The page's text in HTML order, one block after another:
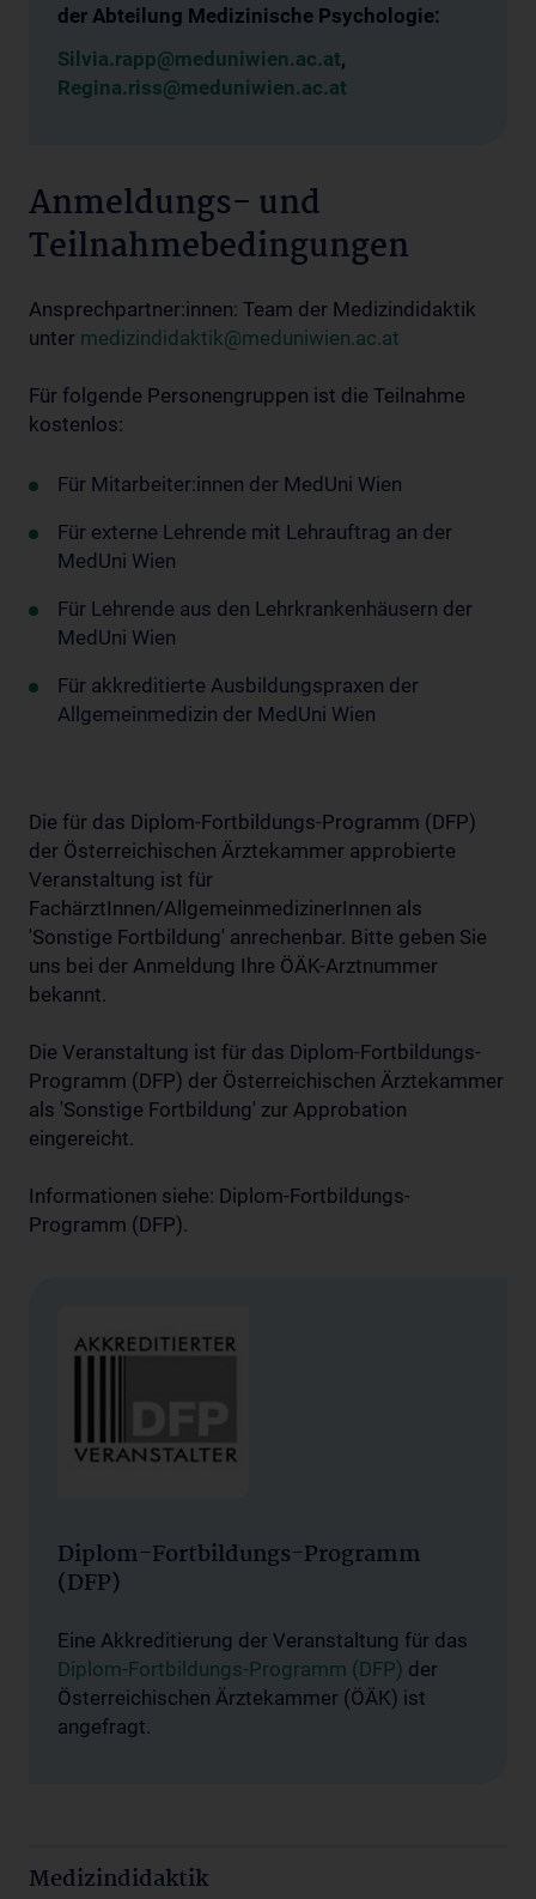
der Abteilung Medizinische Psychologie:
Silvia.rapp@meduniwien.ac.at,
Regina.riss@meduniwien.ac.at
Anmeldungs- und
Teilnahmebedingungen
Ansprechpartner:innen: Team der Medizindidaktik
unter medizindidaktik@meduniwien.ac.at
Für folgende Personengruppen ist die Teilnahme
kostenlos:
Für Mitarbeiter:innen der MedUni Wien
Für externe Lehrende mit Lehrauftrag an der
MedUni Wien
Für Lehrende aus den Lehrkrankenhäusern der
MedUni Wien
Für akkreditierte Ausbildungspraxen der
Allgemeinmedizin der MedUni Wien
Die für das Diplom-Fortbildungs-Programm (DFP)
der Österreichischen Ärztekammer approbierte
Veranstaltung ist für
FachärztInnen/AllgemeinmedizinerInnen als
'Sonstige Fortbildung' anrechenbar. Bitte geben Sie
uns bei der Anmeldung Ihre ÖÄK-Arztnummer
bekannt.
Die Veranstaltung ist für das Diplom-Fortbildungs-
Programm (DFP) der Österreichischen Ärztekammer
als 'Sonstige Fortbildung' zur Approbation
eingereicht.
Informationen siehe: Diplom-Fortbildungs-
Programm (DFP).
Diplom-Fortbildungs-Programm
(DFP)
Eine Akkreditierung der Veranstaltung für das
Diplom-Fortbildungs-Programm (DFP) der
Österreichischen Ärztekammer (ÖÄK) ist
angefragt.
Medizindidaktik